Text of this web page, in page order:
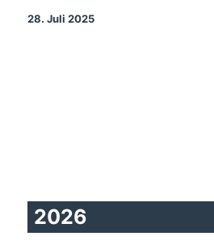
28. Juli 2025
2026